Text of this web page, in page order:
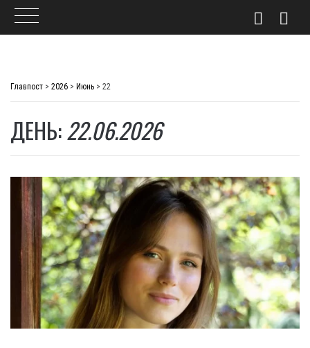
Главпост > 2026 > Июнь > 22
ДЕНЬ:22.06.2026